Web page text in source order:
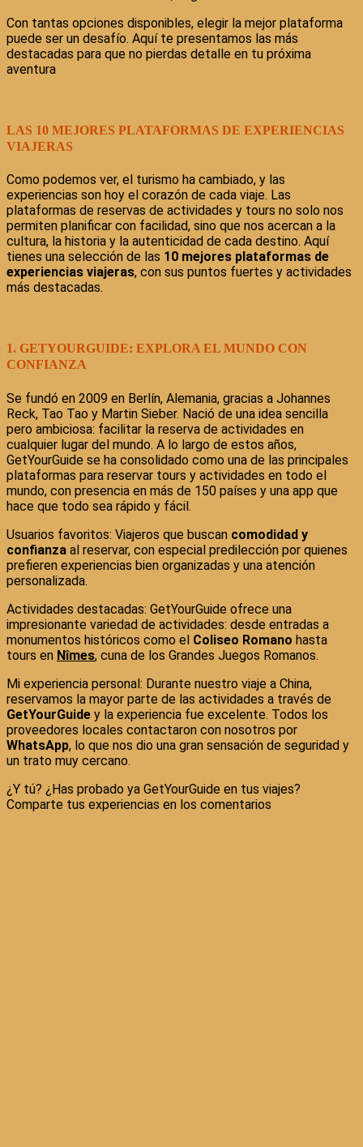
Con tantas opciones disponibles, elegir la mejor plataforma
puede ser un desafío. Aquí te presentamos las más
destacadas para que no pierdas detalle en tu próxima
aventura
LAS 10 MEJORES PLATAFORMAS DE EXPERIENCIAS
VIAJERAS
Como podemos ver, el turismo ha cambiado, y las
experiencias son hoy el corazón de cada viaje. Las
plataformas de reservas de actividades y tours no solo nos
permiten planificar con facilidad, sino que nos acercan a la
cultura, la historia y la autenticidad de cada destino. Aquí
tienes una selección de las 10 mejores plataformas de
experiencias viajeras, con sus puntos fuertes y actividades
más destacadas.
1. GETYOURGUIDE: EXPLORA EL MUNDO CON
CONFIANZA
Se fundó en 2009 en Berlín, Alemania, gracias a Johannes
Reck, Tao Tao y Martin Sieber. Nació de una idea sencilla
pero ambiciosa: facilitar la reserva de actividades en
cualquier lugar del mundo. A lo largo de estos años,
GetYourGuide se ha consolidado como una de las principales
plataformas para reservar tours y actividades en todo el
mundo, con presencia en más de 150 países y una app que
hace que todo sea rápido y fácil.
Usuarios favoritos: Viajeros que buscan comodidad y
confianza al reservar, con especial predilección por quienes
prefieren experiencias bien organizadas y una atención
personalizada.
Actividades destacadas: GetYourGuide ofrece una
impresionante variedad de actividades: desde entradas a
monumentos históricos como el Coliseo Romano hasta
tours en Nîmes, cuna de los Grandes Juegos Romanos.
Mi experiencia personal: Durante nuestro viaje a China,
reservamos la mayor parte de las actividades a través de
GetYourGuide y la experiencia fue excelente. Todos los
proveedores locales contactaron con nosotros por
WhatsApp, lo que nos dio una gran sensación de seguridad y
un trato muy cercano.
¿Y tú? ¿Has probado ya GetYourGuide en tus viajes?
Comparte tus experiencias en los comentarios